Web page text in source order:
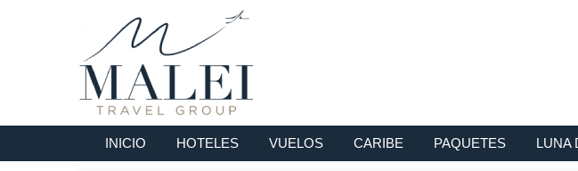
INICIO HOTELES VUELOS CARIBE PAQUETES LUNA